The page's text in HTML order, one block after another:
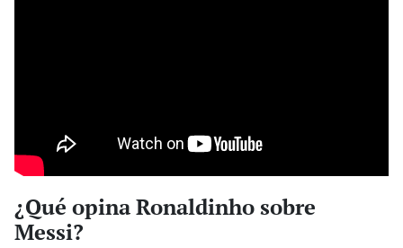
¿Qué opina Ronaldinho sobre
Messi?